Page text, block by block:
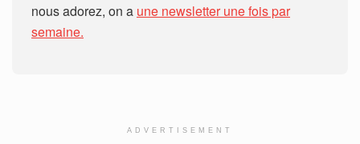
nous adorez, on a une newsletter une fois par
semaine.
ADVERTISEMENT